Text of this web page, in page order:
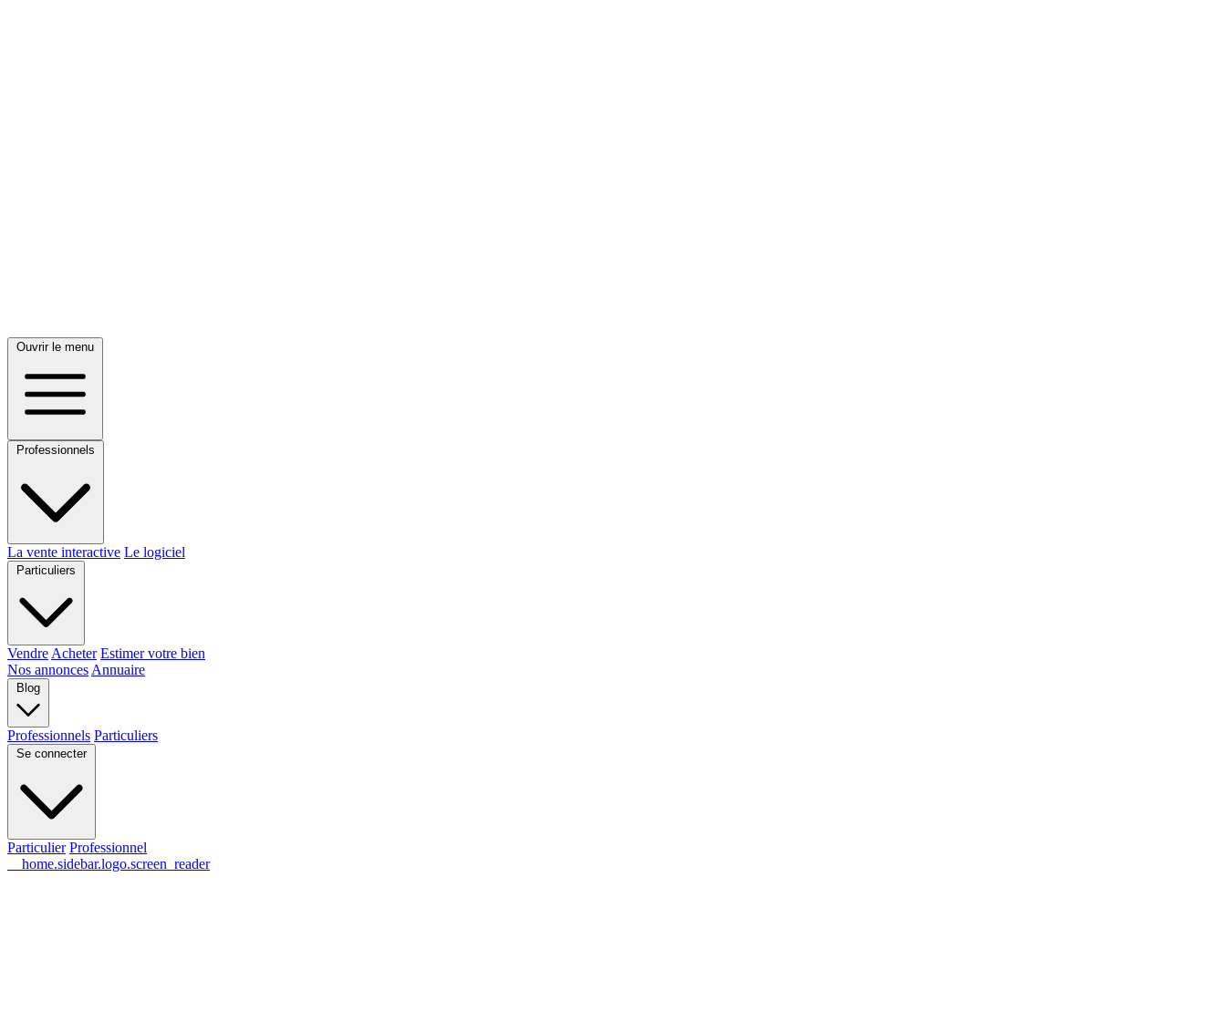
Ouvrir le menu
Professionnels
La vente interactive Le logiciel
Particuliers
Vendre Acheter Estimer votre bien
Nos annonces Annuaire
Blog
Professionnels Particuliers
Se connecter
Particulier Professionnel
__home.sidebar.logo.screen_reader